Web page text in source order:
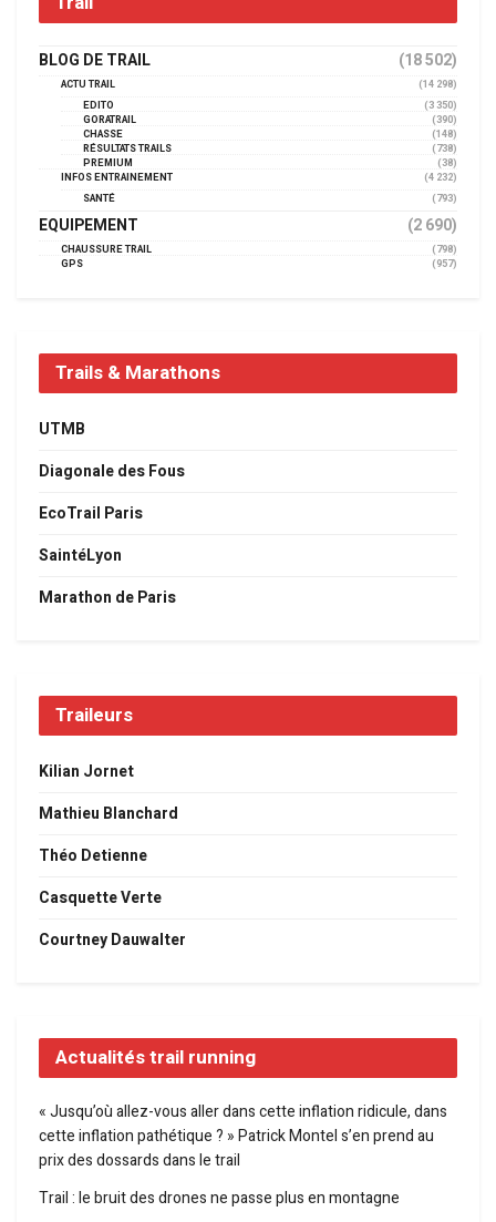
BLOG DE TRAIL (18 502)
ACTU TRAIL
(14 298)
EDITO
(3 350)
GORATRAIL
(390)
CHASSE
(148)
RÉSULTATS TRAILS
(738)
PREMIUM
(38)
INFOS ENTRAINEMENT
(4 232)
SANTÉ
(793)
EQUIPEMENT (2 690)
CHAUSSURE TRAIL
(798)
GPS
(957)
Trails & Marathons
UTMB
Diagonale des Fous
EcoTrail Paris
SaintéLyon
Marathon de Paris
Traileurs
Kilian Jornet
Mathieu Blanchard
Théo Detienne
Casquette Verte
Courtney Dauwalter
Actualités trail running
« Jusqu’où allez-vous aller dans cette inflation ridicule, dans
cette inflation pathétique ? » Patrick Montel s’en prend au
prix des dossards dans le trail
Trail : le bruit des drones ne passe plus en montagne